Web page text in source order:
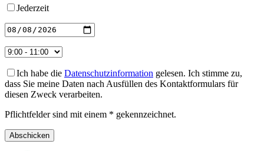
Jederzeit
Ich habe die Datenschutzinformation gelesen. Ich stimme zu,
dass Sie meine Daten nach Ausfüllen des Kontaktformulars für
diesen Zweck verarbeiten.
Pflichtfelder sind mit einem * gekennzeichnet.